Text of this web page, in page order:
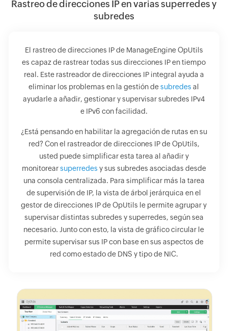
Rastreo de direcciones IP en varias superredes y
subredes
El rastreo de direcciones IP de ManageEngine OpUtils
es capaz de rastrear todas sus direcciones IP en tiempo
real. Este rastreador de direcciones IP integral ayuda a
eliminar los problemas en la gestión desubredes al
ayudarle a añadir, gestionar y supervisar subredes IPv4
e IPv6 con facilidad.
¿Está pensando en habilitar la agregación de rutas en su
red? Con el rastreador de direcciones IP de OpUtils,
usted puede simplificar esta tarea al añadir y
monitorearsuperredes y sus subredes asociadas desde
una consola centralizada. Para simplificar más la tarea
de supervisión de IP, la vista de árbol jerárquica en el
gestor de direcciones IP de OpUtils le permite agrupar y
supervisar distintas subredes y superredes, según sea
necesario. Junto con esto, la vista de gráfico circular le
permite supervisar sus IP con base en sus aspectos de
red como estado de DNS y tipo de NIC.